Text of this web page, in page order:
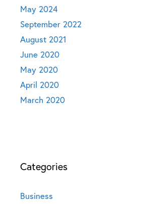
May 2024
September 2022
August 2021
June 2020
May 2020
April 2020
March 2020
Categories
Business